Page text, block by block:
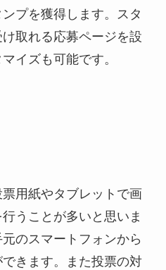
プを獲得します。スタ
取れる応募ページを設
イズも可能です。
用紙やタブレットで画
うことが多いと思いま
のスマートフォンから
きます。また投票の対